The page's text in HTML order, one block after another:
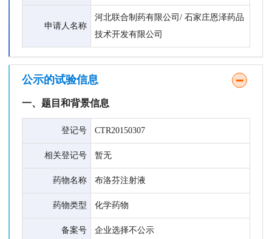
申请人名称
河北联合制药有限公司/ 石家庄恩泽药品
技术开发有限公司
公示的试验信息
一、题目和背景信息
登记号 CTR20150307
相关登记号 暂无
药物名称 布洛芬注射液
药物类型 化学药物
备案号 企业选择不公示